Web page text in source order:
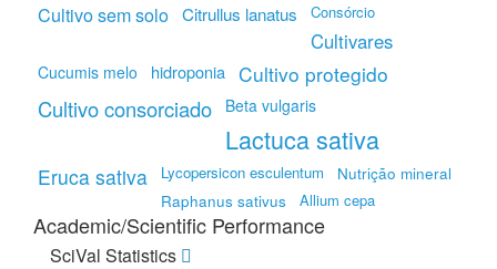
Cultivo sem solo Citrullus lanatus Consórcio
Cultivares
Cucumis melo hidroponia Cultivo protegido
Cultivo consorciado Beta vulgaris
Lactuca sativa
Eruca sativa Lycopersicon esculentum
Nutrição mineral
Raphanus sativus
Allium cepa
Academic/Scientific Performance
SciVal Statistics